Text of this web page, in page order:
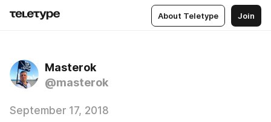
About Teletype Join
Masterok
@masterok
September 17, 2018